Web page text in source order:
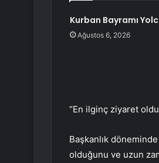
Kurban Bayramı
Ağustos 6, 2026
“En ilginç ziyaret
Başkanlık
olduğunu ve uzun